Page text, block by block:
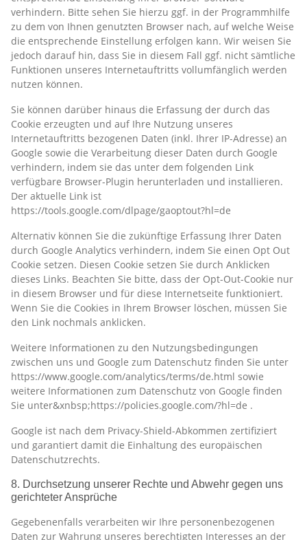
verhindern. Bitte sehen Sie hierzu ggf. in der Programmhilfe
zu dem von Ihnen genutzten Browser nach, auf welche Weise
die entsprechende Einstellung erfolgen kann. Wir weisen Sie
jedoch darauf hin, dass Sie in diesem Fall ggf. nicht sämtliche
Funktionen unseres Internetauftritts vollumfänglich werden
nutzen können.
Sie können darüber hinaus die Erfassung der durch das
Cookie erzeugten und auf Ihre Nutzung unseres
Internetauftritts bezogenen Daten (inkl. Ihrer IP-Adresse) an
Google sowie die Verarbeitung dieser Daten durch Google
verhindern, indem sie das unter dem folgenden Link
verfügbare Browser-Plugin herunterladen und installieren.
Der aktuelle Link ist
https://tools.google.com/dlpage/gaoptout?hl=de
Alternativ können Sie die zukünftige Erfassung Ihrer Daten
durch Google Analytics verhindern, indem Sie einen Opt Out
Cookie setzen. Diesen Cookie setzen Sie durch Anklicken
dieses Links. Beachten Sie bitte, dass der Opt-Out-Cookie nur
in diesem Browser und für diese Internetseite funktioniert.
Wenn Sie die Cookies in Ihrem Browser löschen, müssen Sie
den Link nochmals anklicken.
Weitere Informationen zu den Nutzungsbedingungen
zwischen uns und Google zum Datenschutz finden Sie unter
https://www.google.com/analytics/terms/de.html sowie
weitere Informationen zum Datenschutz von Google finden
Sie unter&xnbsp;https://policies.google.com/?hl=de .
Google ist nach dem Privacy-Shield-Abkommen zertifiziert
und garantiert damit die Einhaltung des europäischen
Datenschutzrechts.
8. Durchsetzung unserer Rechte und Abwehr gegen uns
gerichteter Ansprüche
Gegebenenfalls verarbeiten wir Ihre personenbezogenen
Daten zur Wahrung unseres berechtigten Interesses an der